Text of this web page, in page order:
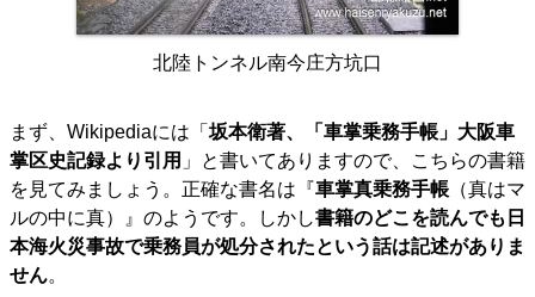
北陸トンネル南今庄方坑口
まず、Wikipediaには「 坂本衛著、「車掌乗務手帳」大阪車
掌区史記録より引用 」と書いてありますので、こちらの書籍
を見てみましょう。正確な書名は『車掌真乗務手帳 （真はマ
ルの中に真）』のようです。しかし書籍のどこを読んでも日
本海火災事故で乗務員が処分されたという話は記述がありま
せん。